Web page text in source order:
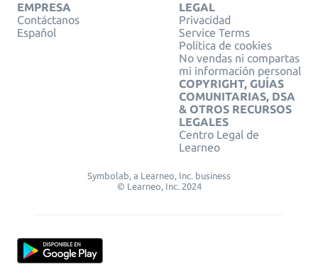
EMPRESA
Contáctanos
Español
LEGAL
Privacidad
Service Terms
Política de cookies
No vendas ni compartas
mi información personal
COPYRIGHT, GUÍAS
COMUNITARIAS, DSA
& OTROS RECURSOS
LEGALES
Centro Legal de
Learneo
Symbolab, a Learneo, Inc. business
© Learneo, Inc. 2024